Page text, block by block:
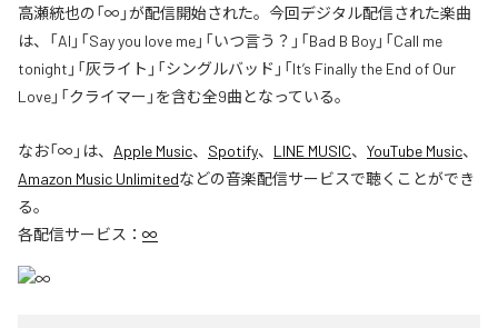
高瀬統也の「∞」が配信開始された。今回デジタル配信された楽曲
は、「AI」「Say you love me」「いつ言う？」「Bad B Boy」「Call me
tonight」「灰ライト」「シングルバッド」「It’s Finally the End of Our
Love」「クライマー」を含む全9曲となっている。
なお「∞ 」は、 Apple Music、 Spotify、 LINE MUSIC、 YouTube Music、
Amazon Music Unlimitedなどの音楽配信サービスで聴くことができ
る。
各配信サービス： ∞